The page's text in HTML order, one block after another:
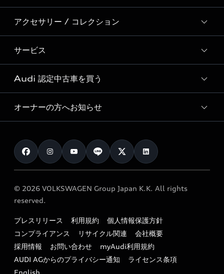
Audi Sport
Formula 1®
デジタルサービス
新車在庫検索
試乗車・展示車検索
見積り依頼
試乗予約
モデル一覧
特別仕様モデル / 限定モデル
e-tronラインアップ
価格シミュレーション
車両比較
カタログ一覧
アクセサリー / コレクション
純正アクセサリー
オンラインショップ
Audi collection
アウディナビアプリ
サービス
サービス入庫予約
サービスプログラム
メンテナンス
車検 / 定期点検
e-tronアフターサポート
myAudi
Audi 認定中古車を買う
Audi認定中古車
クオリティ
保証
メンテナンス
ファイナンス
キャンペーン / イベント
買取査定
オーナーの方へお知らせ
お知らせ
オーナー様向けキャンペーン
特定整備適用車一覧
リサイクル法
よくある質問（FAQ）
© 2026 VOLKSWAGEN Group Japan K.K. All rights
reserved.
プレスリリース 利用規約
個人情報保護方針
コンプライアンス
リサイクル関連
会社概要
採用情報
お問い合わせ
myAudi利用規約
AUDI AGからのプライバシー通知
ライセンス条項
English